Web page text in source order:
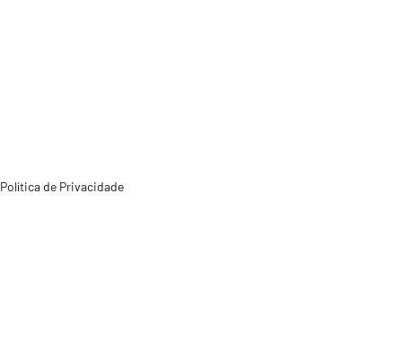
Política de Privacidade